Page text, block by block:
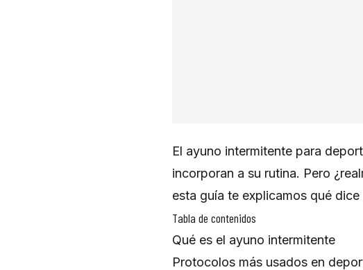
El ayuno intermitente para
incorporan a su rutina. Pero
esta guía te explicamos qué
Tabla de contenidos
Qué es el ayuno intermitente
Protocolos más usados en